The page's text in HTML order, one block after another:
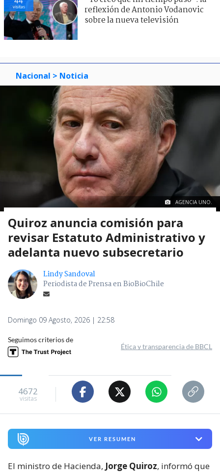
visitas
reflexión de Antonio Vodanovic
sobre la nueva televisión
Nacional > Noticia
AGENCIA UNO.
Quiroz anuncia comisión para
revisar Estatuto Administrativo y
adelanta nuevo subsecretario
Lindy Sandoval
Periodista de Prensa en BioBioChile
Domingo 09 Agosto, 2026 | 22:58
Seguimos criterios de
Ética y transparencia de BBCL
4672
visitas
VER RESUMEN
El ministro de Hacienda, Jorge Quiroz, informó que